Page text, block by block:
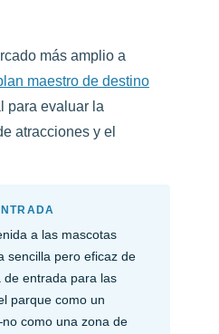
más amplio a
maestro de destino
para evaluar la
atracciones y el
a las mascotas
sencilla pero eficaz de
entrada para las
parque como un
como una zona de